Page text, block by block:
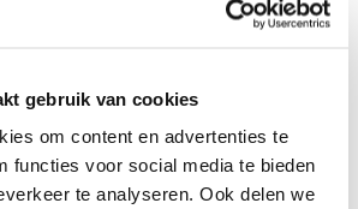
gebruik van cookies
om content en advertenties te
functies voor social media te bieden
te analyseren. Ook delen we
onze showroom in Kaatsheuvel,
parkeergelegenheid en ruime
Het is nu ook mogelijk om in de
te kijken via Street View!